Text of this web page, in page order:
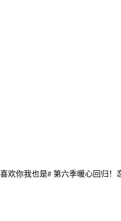
欢你我也是# 第六季暖心回归